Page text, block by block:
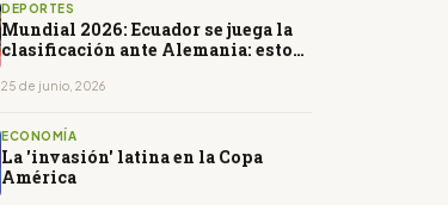
DEPORTES
Mundial 2026: Ecuador se juega la
clasificación ante Alemania: estos
25 de junio, 2026
ECONOMÍA
La 'invasión' latina en la Copa
América